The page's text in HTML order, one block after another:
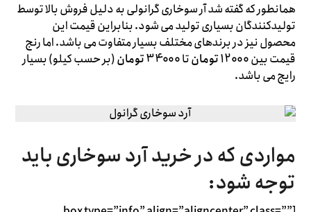
همانطور که گفته شد آر سوخاری گرانولی به دلیل فروش بالا توسط
تولیدکنندگان بسیاری تولید می شود. بنابراین قیمت این
محصول نیز در برندهای مختلف بسیار متفاوت می باشد. اما رنج
قیمت بین
تا34000 تومان
(بر حسب کیلو) بسیار
رایج می باشد.
مواردی که در خرید آرد سوخاری باید
توجه شود: